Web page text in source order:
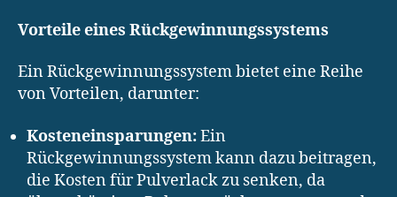
Vorteile eines Rückgewinnungssystems
Ein Rückgewinnungssystem bietet eine Reihe
von Vorteilen, darunter:
Kosteneinsparungen:Ein
Rückgewinnungssystem kann dazu beitragen,
die Kosten für Pulverlack zu senken, da